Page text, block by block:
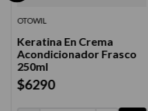
OTOWIL
Keratina En Crema
Acondicionador Frasco
250ml
$6290